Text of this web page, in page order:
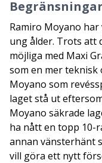
Begränsningar
Ramiro Moyano
ung ålder. Trots att
möjliga med Maxi
som en mer teknisk
Moyano som
laget stå ut
Moyano säkrade
ha nått en topp 10-
annan vänsterhänt
vill göra ett nytt